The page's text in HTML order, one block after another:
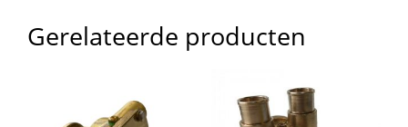
Gerelateerde producten